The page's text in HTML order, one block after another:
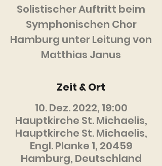
Solistischer Auftritt beim
Symphonischen Chor
Hamburg unter Leitung von
Matthias Janus
Zeit & Ort
10. Dez. 2022, 19:00
Hauptkirche St. Michaelis,
Hauptkirche St. Michaelis,
Engl. Planke 1, 20459
Hamburg, Deutschland